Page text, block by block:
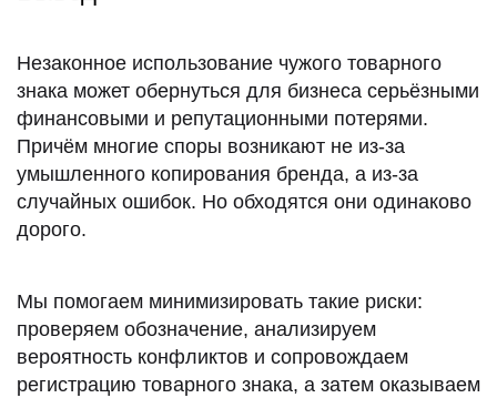
Незаконное использование чужого товарного
знака может обернуться для бизнеса серьёзными
финансовыми и репутационными потерями.
Причём многие споры возникают не из-за
умышленного копирования бренда, а из-за
случайных ошибок. Но обходятся они одинаково
дорого.
Мы помогаем минимизировать такие риски:
проверяем обозначение, анализируем
вероятность конфликтов и сопровождаем
регистрацию товарного знака, а затем оказываем